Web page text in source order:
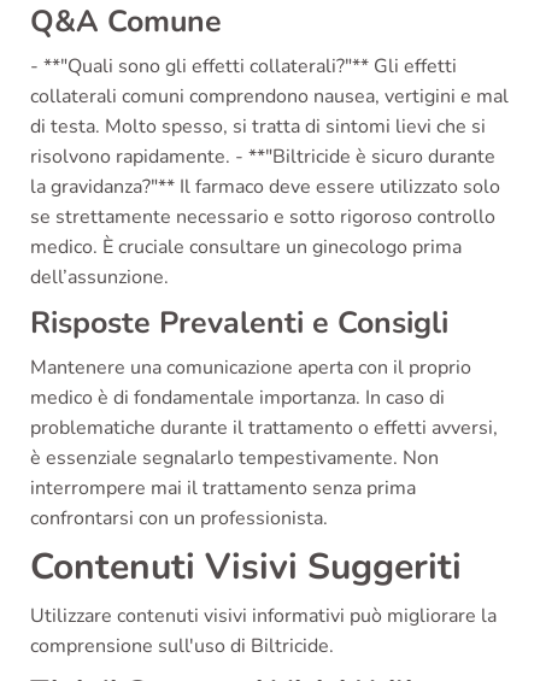
Q&A Comune
- **"Quali sono gli effetti collaterali?"** Gli effetti
collaterali comuni comprendono nausea, vertigini e mal
di testa. Molto spesso, si tratta di sintomi lievi che si
risolvono rapidamente. - **"Biltricide è sicuro durante
la gravidanza?"** Il farmaco deve essere utilizzato solo
se strettamente necessario e sotto rigoroso controllo
medico. È cruciale consultare un ginecologo prima
dell’assunzione.
Risposte Prevalenti e Consigli
Mantenere una comunicazione aperta con il proprio
medico è di fondamentale importanza. In caso di
problematiche durante il trattamento o effetti avversi,
è essenziale segnalarlo tempestivamente. Non
interrompere mai il trattamento senza prima
confrontarsi con un professionista.
Contenuti Visivi Suggeriti
Utilizzare contenuti visivi informativi può migliorare la
comprensione sull'uso di Biltricide.